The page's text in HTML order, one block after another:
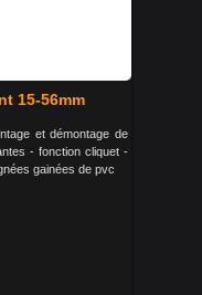
15-56mm
et démontage de
- fonction cliquet -
gainées de pvc